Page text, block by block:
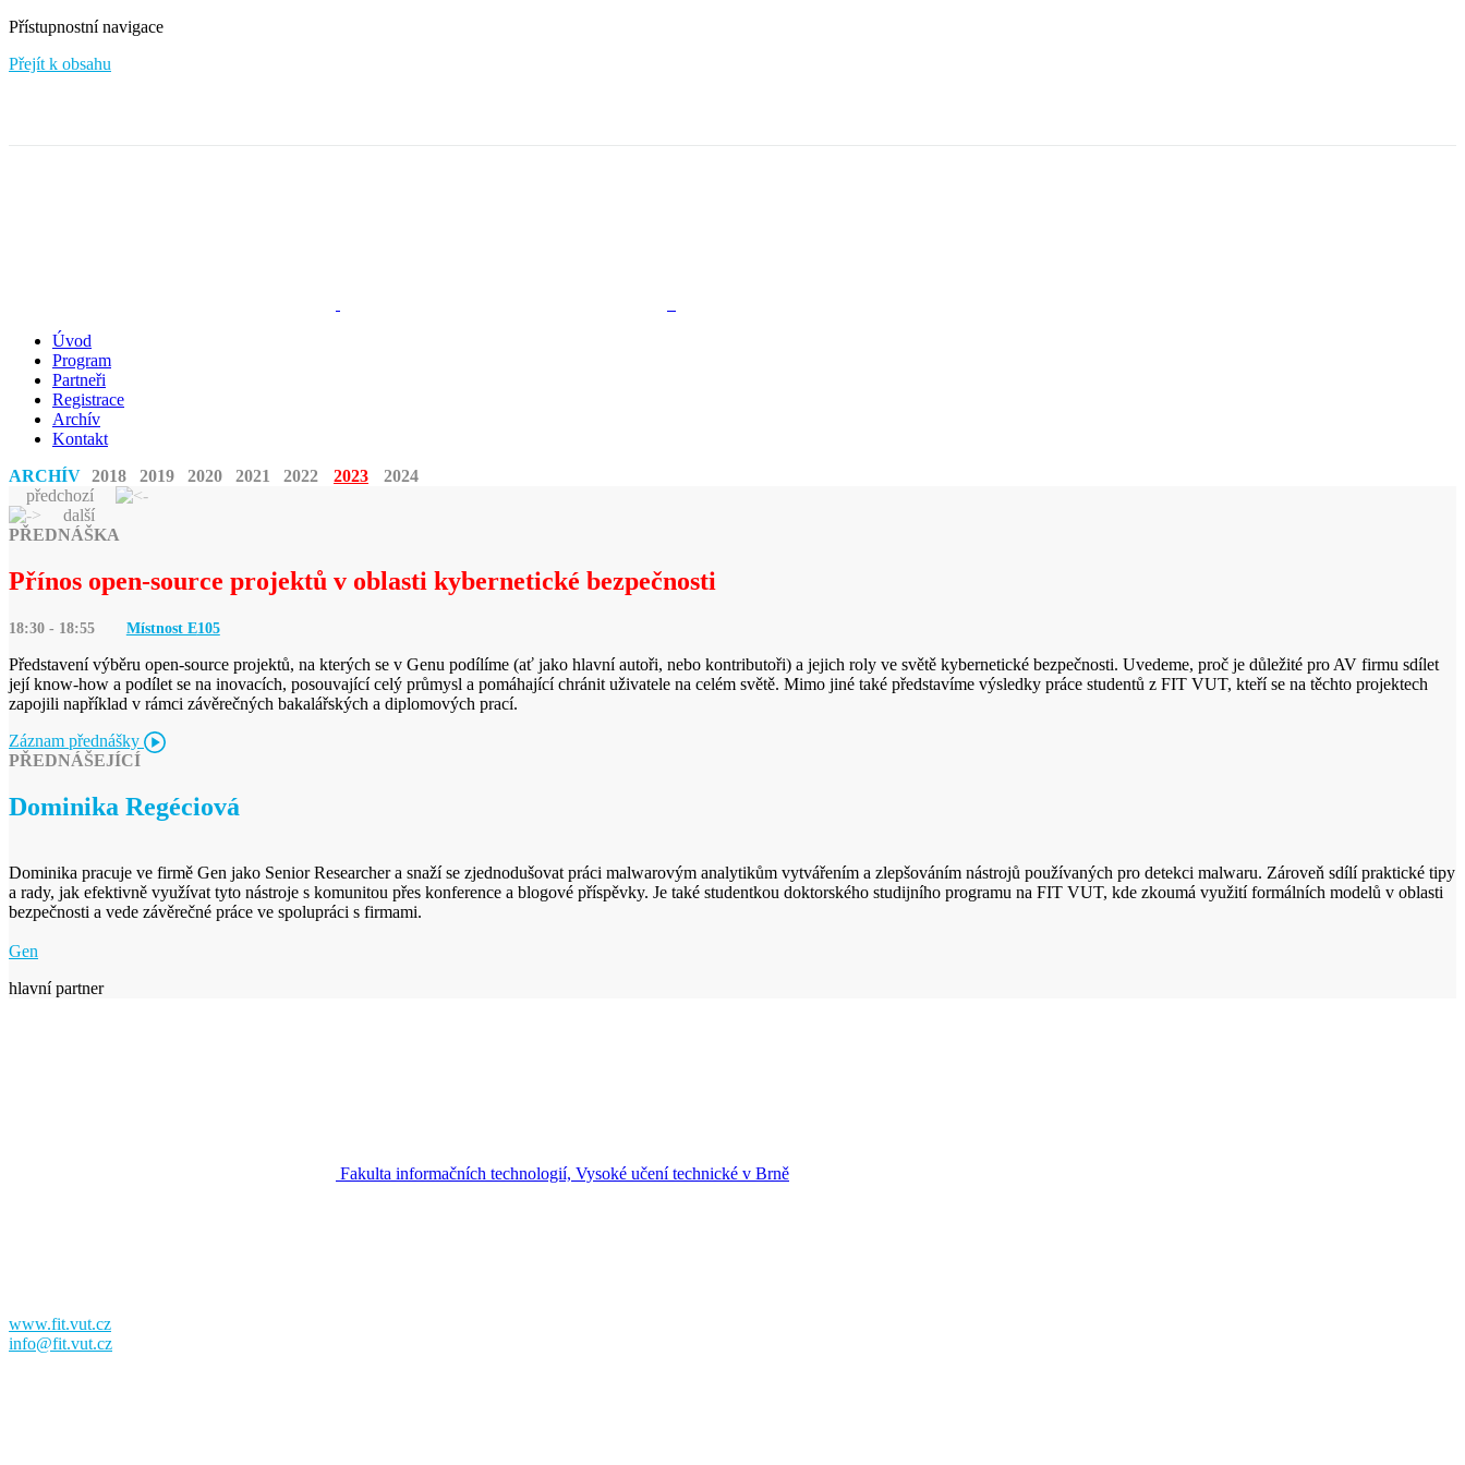
Přístupnostní navigace
Přejít k obsahu
Úvod
Program
Partneři
Registrace
Archív
Kontakt
ARCHÍV 2018 2019 2020 2021 2022 2023
2024
předchozí
další
PŘEDNÁŠKA
Přínos open-source projektů v oblasti kybernetické bezpečnosti
18:30 - 18:55 Místnost E105
Představení výběru open-source projektů, na kterých se v Genu podílíme (ať jako hlavní autoři, nebo kontributoři) a jejich roly ve světě kybernetické bezpečnosti. Uvedeme, proč je důležité pro AV firmu sdílet
její know-how a podílet se na inovacích, posouvající celý průmysl a pomáhající chránit uživatele na celém světě. Mimo jiné také představíme výsledky práce studentů z FIT VUT, kteří se na těchto projektech
zapojili například v rámci závěrečných bakalářských a diplomových prací.
Záznam přednášky
PŘEDNÁŠEJÍCÍ
Dominika Regéciová
Dominika pracuje ve firmě Gen jako Senior Researcher a snaží se zjednodušovat práci malwarovým analytikům vytvářením a zlepšováním nástrojů používaných pro detekci malwaru. Zároveň sdílí praktické tipy
a rady, jak efektivně využívat tyto nástroje s komunitou přes konference a blogové příspěvky. Je také studentkou doktorského studijního programu na FIT VUT, kde zkoumá využití formálních modelů v oblasti
bezpečnosti a vede závěrečné práce ve spolupráci s firmami.
Gen
hlavní partner
Fakulta informačních technologií, Vysoké učení technické v Brně
www.fit.vut.cz
info@fit.vut.cz